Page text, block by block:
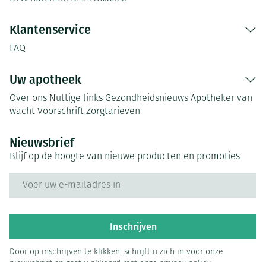
Klantenservice
FAQ
Uw apotheek
Over ons Nuttige links Gezondheidsnieuws Apotheker van
wacht Voorschrift Zorgtarieven
Nieuwsbrief
Blijf op de hoogte van nieuwe producten en promoties
Inschrijven
Door op inschrijven te klikken, schrijft u zich in voor onze